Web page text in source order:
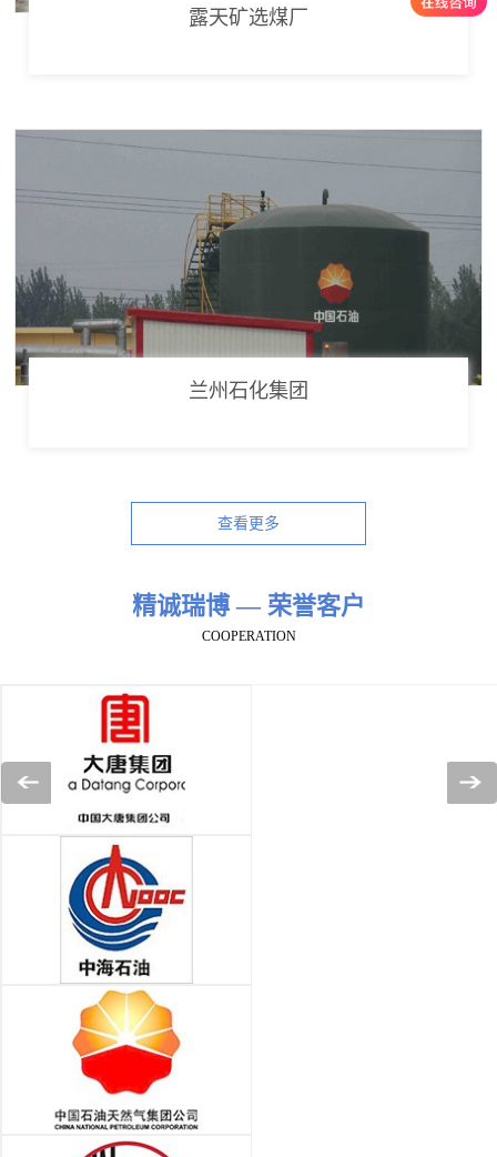
露天矿选煤厂
兰州石化集团
查看更多
精诚瑞博 — 荣誉客户
COOPERATION